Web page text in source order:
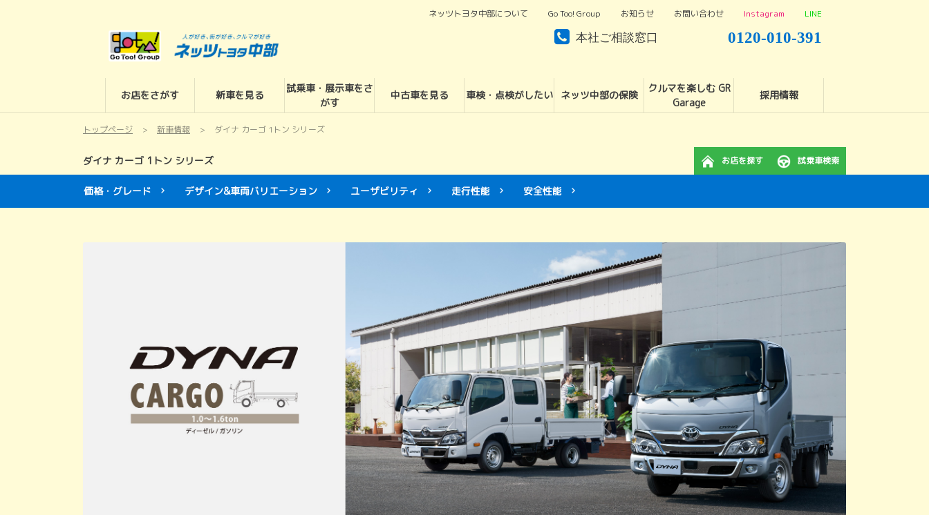
本社ご相談窓口 0120-010-391
お店をさがす 新車を見る
試乗車・展示車をさ
がす
中古車を見る 車検・点検がしたい ネッツ中部の保険
クルマを楽しむ GR
Garage
採用情報
ネッツトヨタ中部について Go Too! Group お知らせ お問い合わせ Instagram LINE
トップページ 新車情報 ダイナ カーゴ 1トン シリーズ
ダイナ カーゴ 1トン シリーズ お店を探す 試乗車検索
価格・グレード デザイン&車両バリエーション ユーザビリティ 走行性能 安全性能